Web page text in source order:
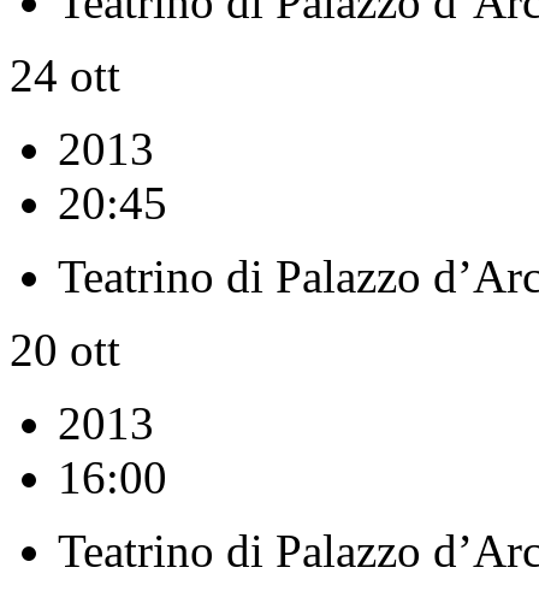
24 ott
2013
20:45
Teatrino di Palazzo
20 ott
2013
16:00
Teatrino di Palazzo